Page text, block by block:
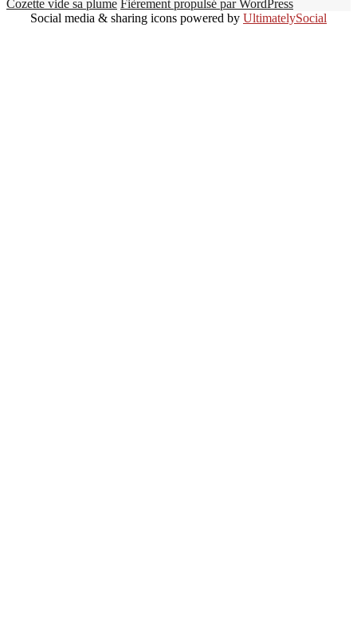
Cozette vide sa plume Fièrement propulsé par WordPress
Social media & sharing icons powered by UltimatelySocial